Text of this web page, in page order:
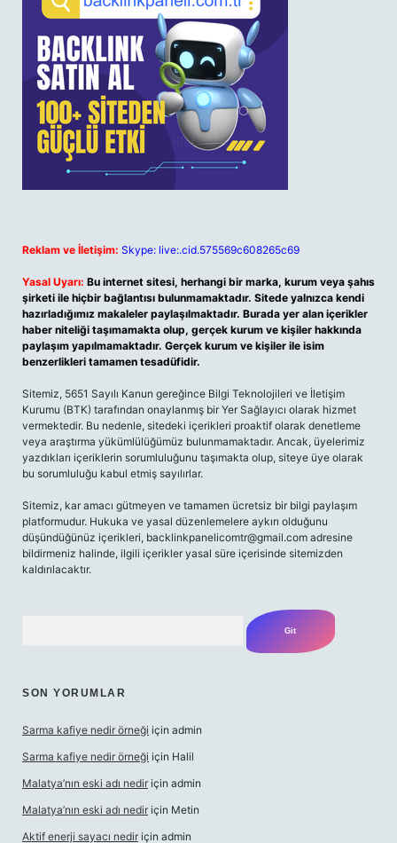
Reklam ve İletişim: Skype: live:.cid.575569c608265c69
Yasal Uyarı: Bu internet sitesi, herhangi bir marka, kurum veya şahıs
şirketi ile hiçbir bağlantısı bulunmamaktadır. Sitede yalnızca kendi
hazırladığımız makaleler paylaşılmaktadır. Burada yer alan içerikler
haber niteliği taşımamakta olup, gerçek kurum ve kişiler hakkında
paylaşım yapılmamaktadır. Gerçek kurum ve kişiler ile isim
benzerlikleri tamamen tesadüfidir.
Sitemiz, 5651 Sayılı Kanun gereğince Bilgi Teknolojileri ve İletişim
Kurumu (BTK) tarafından onaylanmış bir Yer Sağlayıcı olarak hizmet
vermektedir. Bu nedenle, sitedeki içerikleri proaktif olarak denetleme
veya araştırma yükümlülüğümüz bulunmamaktadır. Ancak, üyelerimiz
yazdıkları içeriklerin sorumluluğunu taşımakta olup, siteye üye olarak
bu sorumluluğu kabul etmiş sayılırlar.
Sitemiz, kar amacı gütmeyen ve tamamen ücretsiz bir bilgi paylaşım
platformudur. Hukuka ve yasal düzenlemelere aykırı olduğunu
düşündüğünüz içerikleri, backlinkpanelicomtr@gmail.com adresine
bildirmeniz halinde, ilgili içerikler yasal süre içerisinde sitemizden
kaldırılacaktır.
SON YORUMLAR
Sarma kafiye nedir örneği için admin
Sarma kafiye nedir örneği için Halil
Malatya’nın eski adı nedir için admin
Malatya’nın eski adı nedir için Metin
Aktif enerji sayacı nedir için admin